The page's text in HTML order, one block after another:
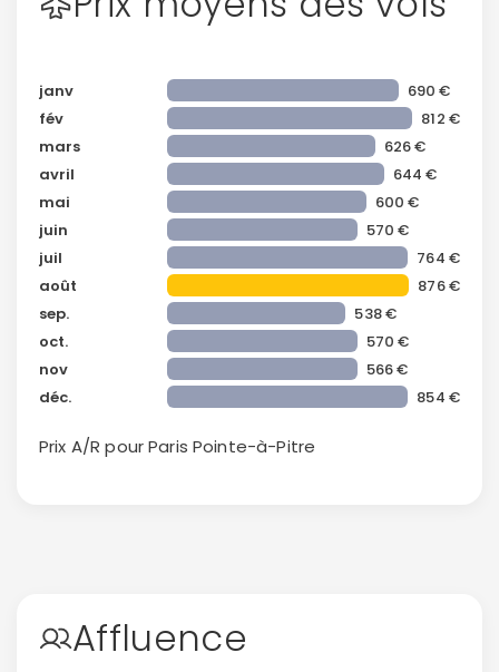
janv
690 €
fév
812 €
mars
626 €
avril
644 €
mai
600 €
juin
570 €
juil
764 €
août
876 €
sep.
538 €
oct.
570 €
nov
566 €
déc.
854 €
Prix A/R pour Paris Pointe-à-Pitre
Affluence
Continuer avec Apple
ou connectez-vous par mail
Politique de
confidentialité.